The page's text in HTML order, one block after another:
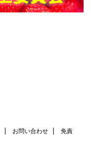
お問い合わせ
免責